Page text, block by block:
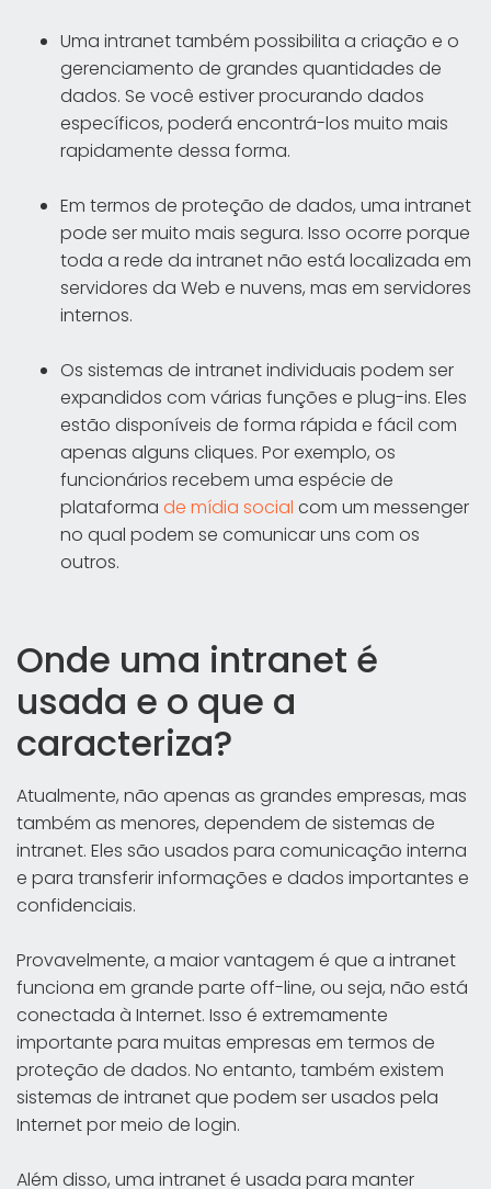
Uma intranet também possibilita a criação e o
gerenciamento de grandes quantidades de
dados. Se você estiver procurando dados
específicos, poderá encontrá-los muito mais
rapidamente dessa forma.
Em termos de proteção de dados, uma intranet
pode ser muito mais segura. Isso ocorre porque
toda a rede da intranet não está localizada em
servidores da Web e nuvens, mas em servidores
internos.
Os sistemas de intranet individuais podem ser
expandidos com várias funções e plug-ins. Eles
estão disponíveis de forma rápida e fácil com
apenas alguns cliques. Por exemplo, os
funcionários recebem uma espécie de
plataforma de mídia social com um messenger
no qual podem se comunicar uns com os
outros.
Onde uma intranet é
usada e o que a
caracteriza?
Atualmente, não apenas as grandes empresas, mas
também as menores, dependem de sistemas de
intranet. Eles são usados para comunicação interna
e para transferir informações e dados importantes e
confidenciais.
Provavelmente, a maior vantagem é que a intranet
funciona em grande parte off-line, ou seja, não está
conectada à Internet. Isso é extremamente
importante para muitas empresas em termos de
proteção de dados. No entanto, também existem
sistemas de intranet que podem ser usados pela
Internet por meio de login.
Além disso, uma intranet é usada para manter